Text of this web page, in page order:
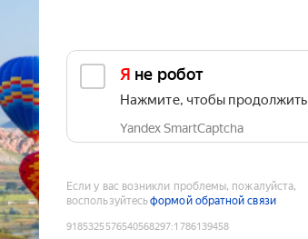
Я не робот
Нажмите, чтобы продолжить
Yandex SmartCaptcha
Если у вас возникли проблемы, пожалуйста,
воспользуйтесьформой обратной связи
9185325576540568297:1786139458